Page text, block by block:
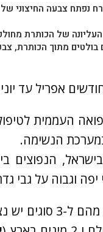
נפתח צבעה החיצוני
של הכותרת
מתוך הכותרת,
אפריל עד
העממית לטיפול
הנשימה.
הנפוצים
וגבוה על גבי